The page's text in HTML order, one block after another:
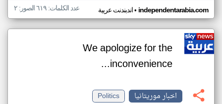
اندبندنت عربية• independentarabia.com عدد الكلمات: ٦١٩ الصور: ٢
We apologize for the
inconvenience...
اخبار موريتانيا
Politics